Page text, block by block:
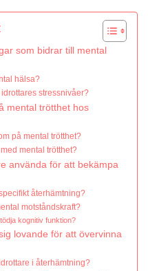
som bidrar till mental
hälsa?
stressnivåer?
mental trötthet hos
på mental trötthet?
mental trötthet?
använda för att bekämpa
återhämtning?
motståndskraft?
kognitiv funktion?
lovande för att övervinna
i återhämtning?